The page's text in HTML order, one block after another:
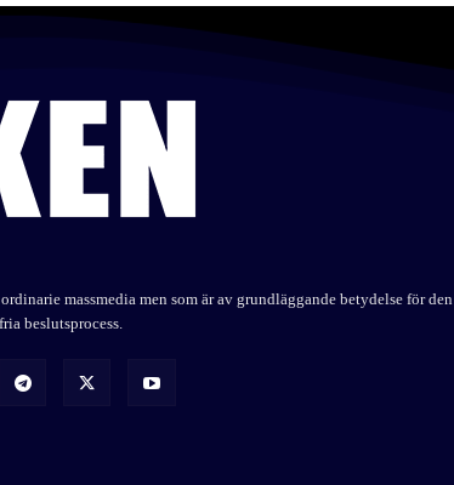
massmedia men som är av grundläggande betydelse för den
beslutsprocess.